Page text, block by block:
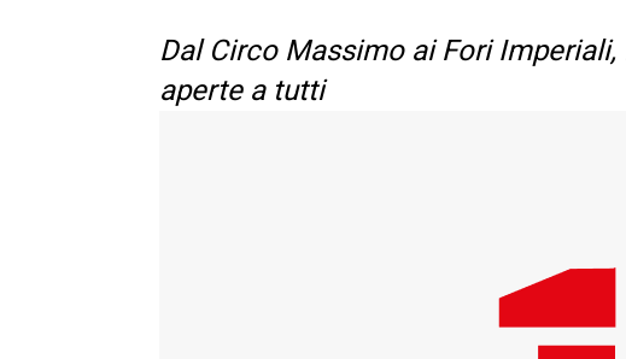
Dal Circo Massimo ai Fori
aperte a tutti